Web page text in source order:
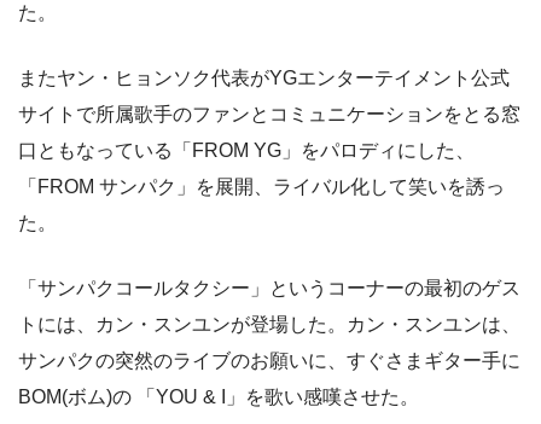
た。
またヤン・ヒョンソク代表がYGエンターテイメント公式
サイトで所属歌手のファンとコミュニケーションをとる窓
口ともなっている「FROM YG」をパロディにした、
「FROM サンパク」を展開、ライバル化して笑いを誘っ
た。
「サンパクコールタクシー」というコーナーの最初のゲス
トには、カン・スンユンが登場した。カン・スンユンは、
サンパクの突然のライブのお願いに、すぐさまギター手に
BOM(ボム)の 「YOU & I」を歌い感嘆させた。